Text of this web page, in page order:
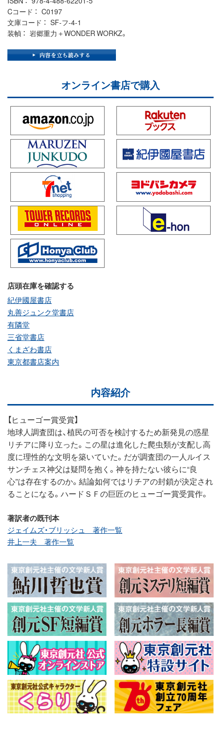
Cコード
C0197
文庫コード
SF-フ-4-1
装幀
岩郷重力＋WONDER WORKZ。
オンライン書店で購入
店頭在庫を確認する
紀伊國屋書店
丸善ジュンク堂書店
有隣堂
三省堂書店
くまざわ書店
東京都書店案内
内容紹介
【ヒューゴー賞受賞】
地球人調査団は、植民の可否を検討するため新発見の惑星
リチアに降り立った。この星は進化した爬虫類が支配し高
度に理性的な文明を築いていた。だが調査団の一人ルイス
サンチェス神父は疑問を抱く。神を持たない彼らに“良
心”は存在するのか。結論如何ではリチアの封鎖が決定され
ることになる。ハードＳＦの巨匠のヒューゴー賞受賞作。
著訳者の既刊本
ジェイムズ・ブリッシュ 著作一覧
井上一夫 著作一覧